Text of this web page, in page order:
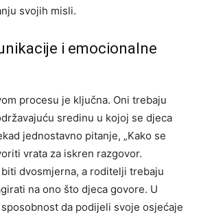
svojih misli.
i emocionalne
procesu je ključna. Oni trebaju
sredinu u kojoj se djeca
jednostavno pitanje, „Kako se
vrata za iskren razgovor.
dvosmjerna, a roditelji trebaju
na ono što djeca govore. U
da podijeli svoje osjećaje